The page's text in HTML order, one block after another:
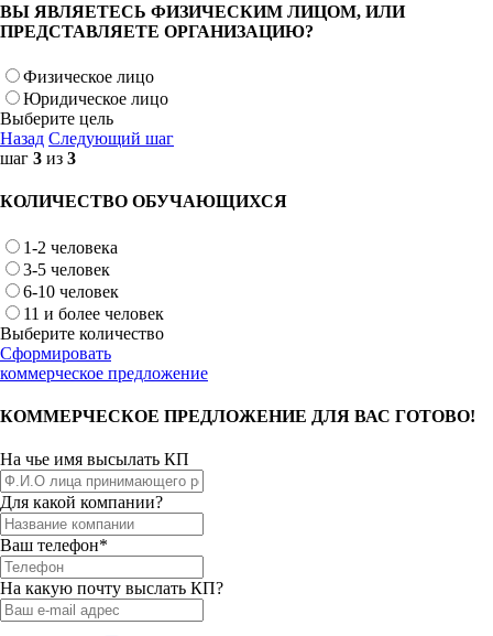
ВЫ ЯВЛЯЕТЕСЬ ФИЗИЧЕСКИМ ЛИЦОМ, ИЛИ
ПРЕДСТАВЛЯЕТЕ ОРГАНИЗАЦИЮ?
Физическое лицо
Юридическое лицо
Выберите цель
Назад Следующий шаг
шаг 3 из 3
КОЛИЧЕСТВО ОБУЧАЮЩИХСЯ
1-2 человека
3-5 человек
6-10 человек
11 и более человек
Выберите количество
Сформировать
коммерческое предложение
КОММЕРЧЕСКОЕ ПРЕДЛОЖЕНИЕ ДЛЯ ВАС ГОТОВО!
На чье имя высылать КП
Для какой компании?
Ваш телефон*
На какую почту выслать КП?